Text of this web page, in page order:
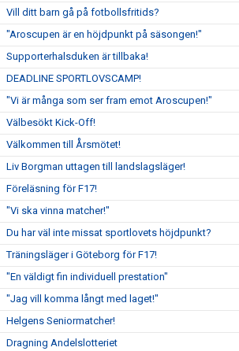
Vill ditt barn gå på fotbollsfritids?
"Aroscupen är en höjdpunkt på säsongen!"
Supporterhalsduken är tillbaka!
DEADLINE SPORTLOVSCAMP!
"Vi är många som ser fram emot Aroscupen!"
Välbesökt Kick-Off!
Välkommen till Årsmötet!
Liv Borgman uttagen till landslagsläger!
Föreläsning för F17!
"Vi ska vinna matcher!"
Du har väl inte missat sportlovets höjdpunkt?
Träningsläger i Göteborg för F17!
"En väldigt fin individuell prestation"
"Jag vill komma långt med laget!"
Helgens Seniormatcher!
Dragning Andelslotteriet